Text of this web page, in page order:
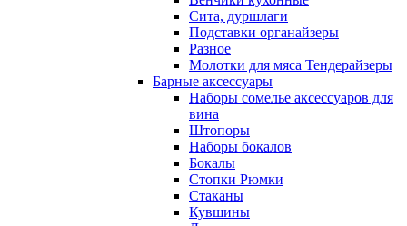
Сита, дуршлаги
Подставки органайзеры
Разное
Молотки для мяса Тендерайзеры
Барные аксессуары
Наборы сомелье аксессуаров для
вина
Штопоры
Наборы бокалов
Бокалы
Стопки Рюмки
Стаканы
Кувшины